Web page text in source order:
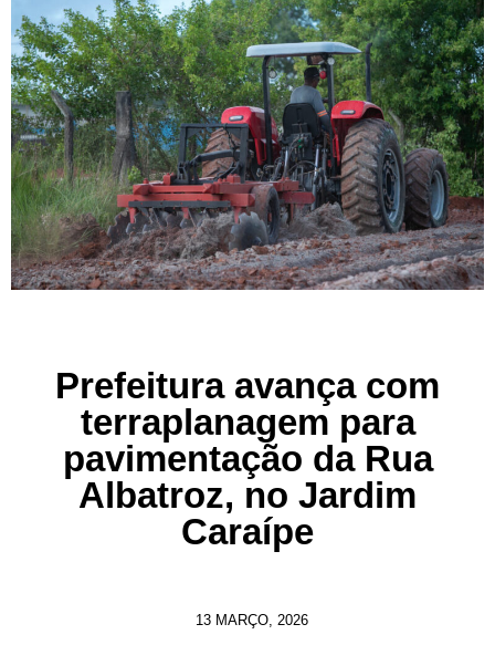
Prefeitura avança com
terraplanagem para
pavimentação da Rua
Albatroz, no Jardim
Caraípe
13 MARÇO, 2026